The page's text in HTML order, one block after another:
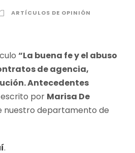
ARTÍCULOS DE OPINIÓN
“La buena fe y el abuso
de agencia,
Antecedentes
escrito por Marisa De
nuestro departamento de
.